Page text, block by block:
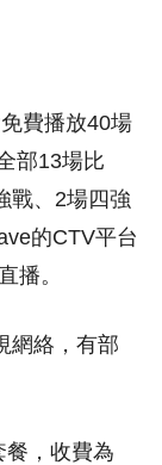
費播放40場
部13場比
戰、2場四強
的CTV平台
播。
網絡，有部
，收費為